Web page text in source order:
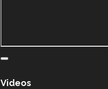
Videos